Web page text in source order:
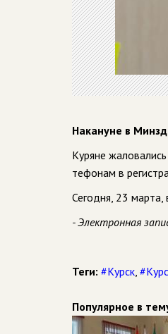
Накануне в
Куряне
тефонам в
Сегодня, 23 марта,
- Электронная
Теги: #Курск,
Популярное в